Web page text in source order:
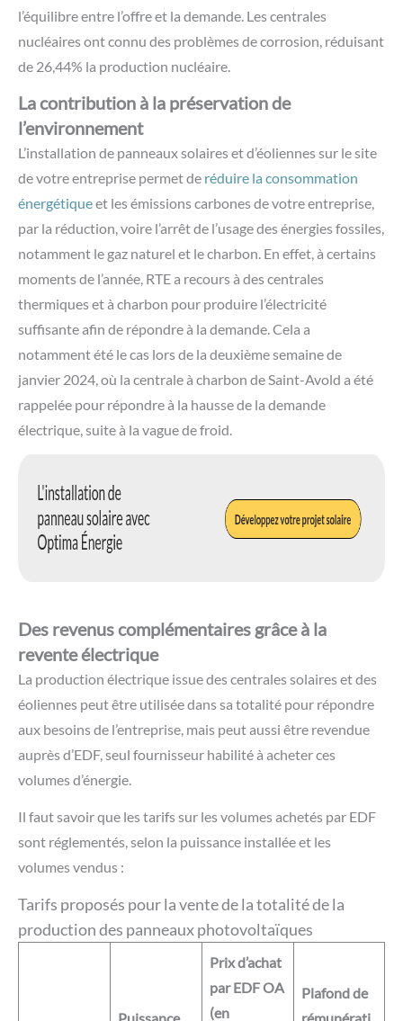
l’équilibre entre l’offre et la demande. Les centrales
nucléaires ont connu des problèmes de corrosion, réduisant
de 26,44% la production nucléaire.
La contribution à la préservation de
l’environnement
L’installation de panneaux solaires et d’éoliennes sur le site
de votre entreprise permet de réduire la consommation
énergétiqueet les émissions carbones de votre entreprise,
par la réduction, voire l’arrêt de l’usage des énergies fossiles,
notamment le gaz naturel et le charbon. En effet, à certains
moments de l’année, RTE a recours à des centrales
thermiques et à charbon pour produire l’électricité
suffisante afin de répondre à la demande. Cela a
notamment été le cas lors de la deuxième semaine de
janvier 2024, où la centrale à charbon de Saint-Avold a été
rappelée pour répondre à la hausse de la demande
électrique, suite à la vague de froid.
Des revenus complémentaires grâce à la
revente électrique
La production électrique issue des centrales solaires et des
éoliennes peut être utilisée dans sa totalité pour répondre
aux besoins de l’entreprise, mais peut aussi être revendue
auprès d’EDF, seul fournisseur habilité à acheter ces
volumes d’énergie.
Il faut savoir que les tarifs sur les volumes achetés par EDF
sont réglementés, selon la puissance installée et les
volumes vendus :
Tarifs proposés pour la vente de la totalité de la
production des panneaux photovoltaïques
Prix d’achat
par EDF OA
(en
Plafond de